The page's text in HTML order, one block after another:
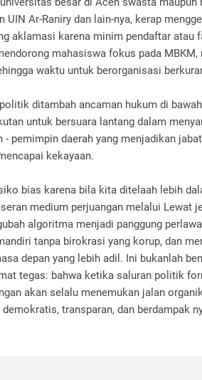
UIN Ar-Raniry dan lain-nya, kerap
aklamasi karena minim pendaftar atau
mahasiswa fokus pada MBKM,
waktu untuk berorganisasi
ditambah ancaman hukum di
untuk bersuara lantang dalam
pemimpin daerah yang menjadikan
kekayaan.
bias karena bila kita ditelaah lebih
medium perjuangan melalui Lewat
algoritma menjadi panggung
tanpa birokrasi yang korup, dan
depan yang lebih adil. Ini bukanlah
tegas: bahwa ketika saluran politik
akan selalu menemukan jalan
transparan, dan berdampak